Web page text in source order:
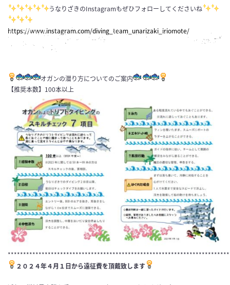
うなりざきのInstagramもぜひフォローしてくださいね
https://www.instagram.com/diving_team_unarizaki_iriomote/
オガンの潜り方についてのご案内
【推奨本数】100本以上
２０２４年４月１日から遠征費を頂戴致します